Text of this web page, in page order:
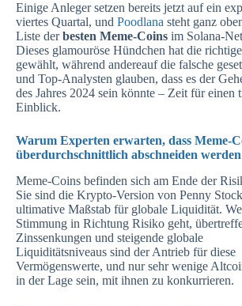
Einige Anleger setzen bereits jetzt auf ein
viertes Quartal, und Poodlana steht ganz
Liste derbesten Meme-Coins im Solana-
Dieses glamouröse Hündchen hat die
gewählt, während andereauf die falsche
und Top-Analysten glauben, dass es der
des Jahres 2024 sein könnte – Zeit für einen
Einblick.
Warum Experten erwarten, dass Meme-
überdurchschnittlich abschneiden werden
Meme-Coins befinden sich am Ende der
Sie sind die Krypto-Version von Penny
ultimative Maßstab für globale Liquidität.
Stimmung in Richtung Risiko geht,
Zinssenkungen und steigende globale
Liquiditätsniveaus sind der Antrieb für diese
Vermögenswerte, und nur sehr wenige
in der Lage sein, mit ihnen zu konkurrieren.